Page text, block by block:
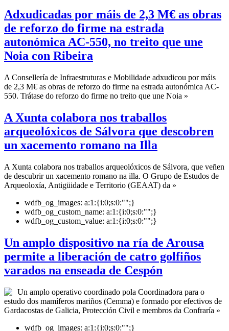
Adxudicadas por máis de 2,3 M€ as obras
de reforzo do firme na estrada
autonómica AC-550, no treito que une
Noia con Ribeira
A Consellería de Infraestruturas e Mobilidade adxudicou por máis
de 2,3 M€ as obras de reforzo do firme na estrada autonómica AC-
550. Trátase do reforzo do firme no treito que une Noia »
A Xunta colabora nos traballos
arqueolóxicos de Sálvora que descobren
un xacemento romano na Illa
A Xunta colabora nos traballos arqueolóxicos de Sálvora, que veñen
de descubrir un xacemento romano na illa. O Grupo de Estudos de
Arqueoloxía, Antigüidade e Territorio (GEAAT) da »
wdfb_og_images: a:1:{i:0;s:0:"";}
wdfb_og_custom_name: a:1:{i:0;s:0:"";}
wdfb_og_custom_value: a:1:{i:0;s:0:"";}
Un amplo dispositivo na ría de Arousa
permite a liberación de catro golfiños
varados na enseada de Cespón
Un amplo operativo coordinado pola Coordinadora para o
estudo dos mamíferos mariños (Cemma) e formado por efectivos de
Gardacostas de Galicia, Protección Civil e membros da Confraría »
wdfb_og_images: a:1:{i:0;s:0:"";}